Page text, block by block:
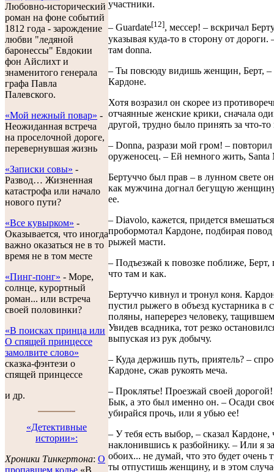
Любовно-исторический
роман на фоне событий
1812 года - зарождение
любви "ледяной
баронессы" Евдокии
фон Айслихт и
знаменитого генерала
графа Павла
Палевского.
«Мой нежный повар» -
Неожиданная встреча
на проселочной дороге,
перевернувшая жизнь
«Записки совы» -
Развод… Жизненная
катастрофа или начало
нового пути?
«Все кувырком» -
Оказывается, что иногда
важно оказаться не в то
время не в том месте
«Пинг-понг» - Море,
солнце, курортный
роман... или встреча
своей половинки?
«В поисках принца или
О спящей принцессе
замолвите слово»
сказка-фэнтези о
спящей принцессе
и др.
«Детективные
истории»:
Хроники Тинкертона: O
пропавшем колье «В
участники.
– Guardate[12], мессер! – вскричал
указывая куда-то в сторону от дороги.
там donnа.
– Ты повсюду видишь женщин, Берт, –
Кардоне.
Хотя возразил он скорее из
отчаянные женские крики, сначала
другой, трудно было принять за что-то
– Donnа, разрази мой гром! – повторил
оруженосец. – Ей немного жить, Santa
Бертуччо был прав – в лунном свете
как мужчина догнал бегущую
ее.
– Diavolo, кажется, придется
пробормотал Кардоне, подбирая повод
рыжей масти.
– Подъезжай к повозке поближе, Берт,
что там и как.
Бертуччо кивнул и тронул коня.
пустил рыжего в объезд кустарника в
поляны, наперерез человеку,
Увидев всадника, тот резко
выпуская из рук добычу.
– Куда держишь путь, приятель? –
Кардоне, сжав рукоять меча.
– Проклятье! Проезжай своей дорогой!
Бык, а это был именно он. – Осади
убирайся прочь, или я убью ее!
– У тебя есть выбор, – сказал Кардоне,
наклонившись к разбойнику. – Или я
обоих... не думай, что это будет очень
ты отпустишь женщину, и в этом